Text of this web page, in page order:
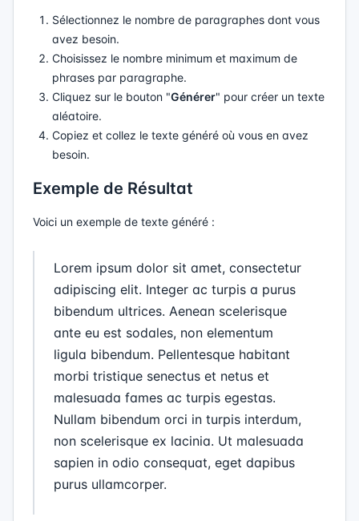
Sélectionnez le nombre de paragraphes dont vous
avez besoin.
Choisissez le nombre minimum et maximum de
phrases par paragraphe.
Cliquez sur le bouton "Générer" pour créer un texte
aléatoire.
Copiez et collez le texte généré où vous en avez
besoin.
Exemple de Résultat
Voici un exemple de texte généré :
Lorem ipsum dolor sit amet, consectetur
adipiscing elit. Integer ac turpis a purus
bibendum ultrices. Aenean scelerisque
ante eu est sodales, non elementum
ligula bibendum. Pellentesque habitant
morbi tristique senectus et netus et
malesuada fames ac turpis egestas.
Nullam bibendum orci in turpis interdum,
non scelerisque ex lacinia. Ut malesuada
sapien in odio consequat, eget dapibus
purus ullamcorper.